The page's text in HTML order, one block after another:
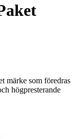
märke som föredras
högpresterande